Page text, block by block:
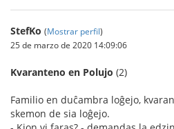
StefKo (Mostrar perfil)
25 de marzo de 2020 14:09:06
Kvaranteno en Polujo (2)
Familio en duĉambra loĝejo,
skemon de sia loĝejo.